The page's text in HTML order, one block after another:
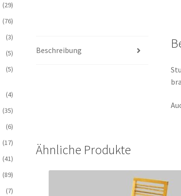
Beschreibung
Ähnliche Produkte
(29)
(76)
(3)
(5)
(5)
(4)
(35)
(6)
(17)
(41)
(89)
(7)